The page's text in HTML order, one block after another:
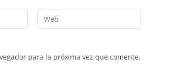
para la próxima vez que comente.